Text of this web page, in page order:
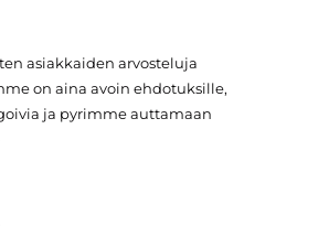
asiakkaiden arvosteluja
on aina avoin ehdotuksille,
ja pyrimme auttamaan